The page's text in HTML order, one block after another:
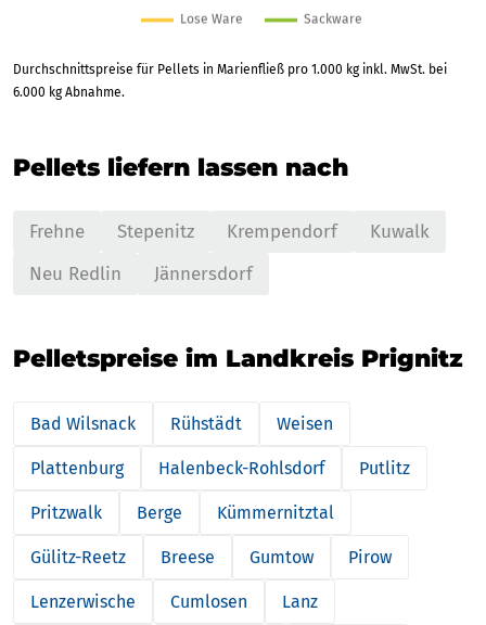
Durchschnittspreise für Pellets in Marienfließ pro 1.000 kg inkl. MwSt. bei
6.000 kg Abnahme.
Pellets liefern lassen nach
Frehne Stepenitz Krempendorf
Kuwalk
Neu Redlin
Jännersdorf
Pelletspreise im Landkreis Prignitz
Bad Wilsnack Rühstädt Weisen
Plattenburg Halenbeck-Rohlsdorf Putlitz
Pritzwalk Berge Kümmernitztal
Gülitz-Reetz Breese Gumtow Pirow
Lenzerwische Cumlosen Lanz